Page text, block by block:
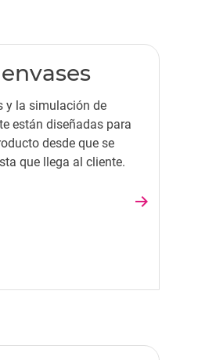
y la simulación de
están diseñadas para
desde que se
que llega al cliente.